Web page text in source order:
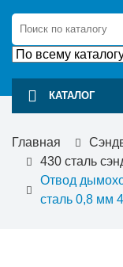
КАТАЛОГ
Главная
430 сталь
Отвод
сталь 0,8 мм